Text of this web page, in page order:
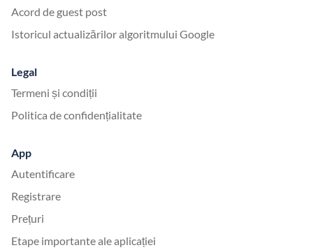
Acord de guest post
Istoricul actualizărilor algoritmului Google
Legal
Termeni și condiții
Politica de confidențialitate
App
Autentificare
Registrare
Prețuri
Etape importante ale aplicației